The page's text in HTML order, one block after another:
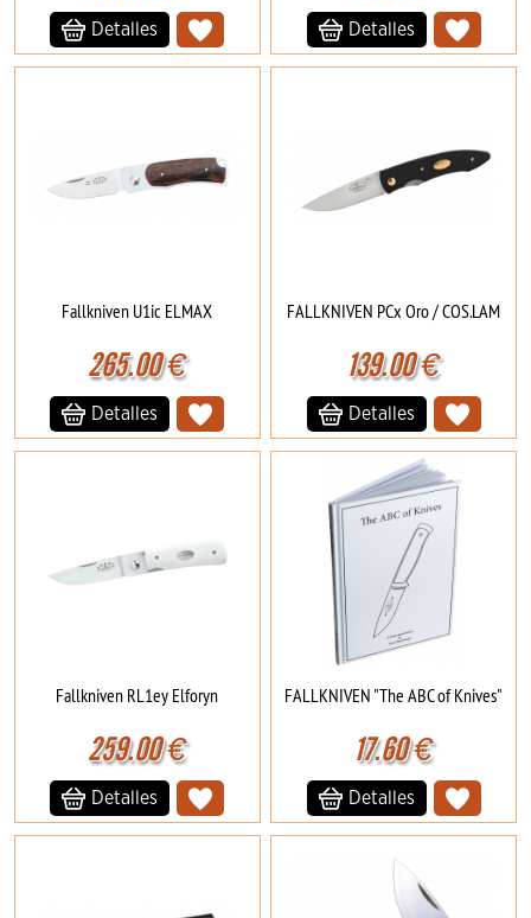
Detalles Detalles
Fallkniven U1ic ELMAX
265.00€
Detalles
FALLKNIVEN PCx Oro / COS.LAM
139.00€
Detalles
Fallkniven RL1ey Elforyn
259.00€
Detalles
FALLKNIVEN "The ABC of Knives"
17.60€
Detalles